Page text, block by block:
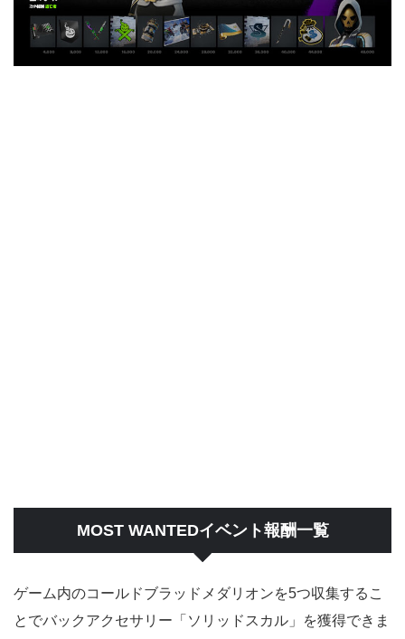
MOST WANTEDイベント報酬一覧
ゲーム内のコールドブラッドメダリオンを5つ収集するこ
とでバックアクセサリー「ソリッドスカル」を獲得できま